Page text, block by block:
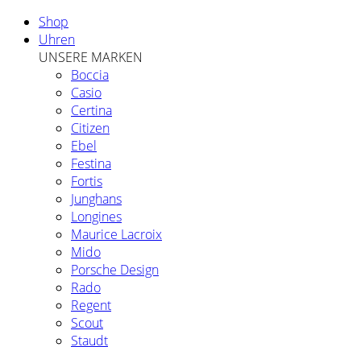
Shop
Uhren
UNSERE MARKEN
Boccia
Casio
Certina
Citizen
Ebel
Festina
Fortis
Junghans
Longines
Maurice Lacroix
Mido
Porsche Design
Rado
Regent
Scout
Staudt